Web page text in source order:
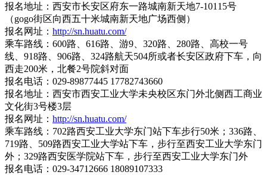
报名地址：西安市长安区府东一路城南新天地7-10115号
（gogo街区向西五十米城南新天地广场西侧）
报名网址： http://sn.huatu.com/
乘车路线：600路、616路、游9、320路、280路、高校一号
线、918路、906路、324路航天504所或者长安区政府下车，向
西走200米，北餐2号院斜对面
报名电话：029-89877445 17782743660
报名地址：西安市西安工业大学未央校区东门外北侧西工商业
文化街3号楼3层
报名网址： http://sn.huatu.com/
乘车路线：702路西安工业大学东门站下车步行50米；336路、
719路、509路西安工业大学站下车，步行至西安工业大学东门
外；329路西安医学院站下车，步行至西安工业大学东门外
报名电话：029-34712666 18089107333